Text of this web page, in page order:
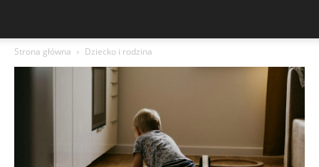
Strona główna Dziecko i rodzina